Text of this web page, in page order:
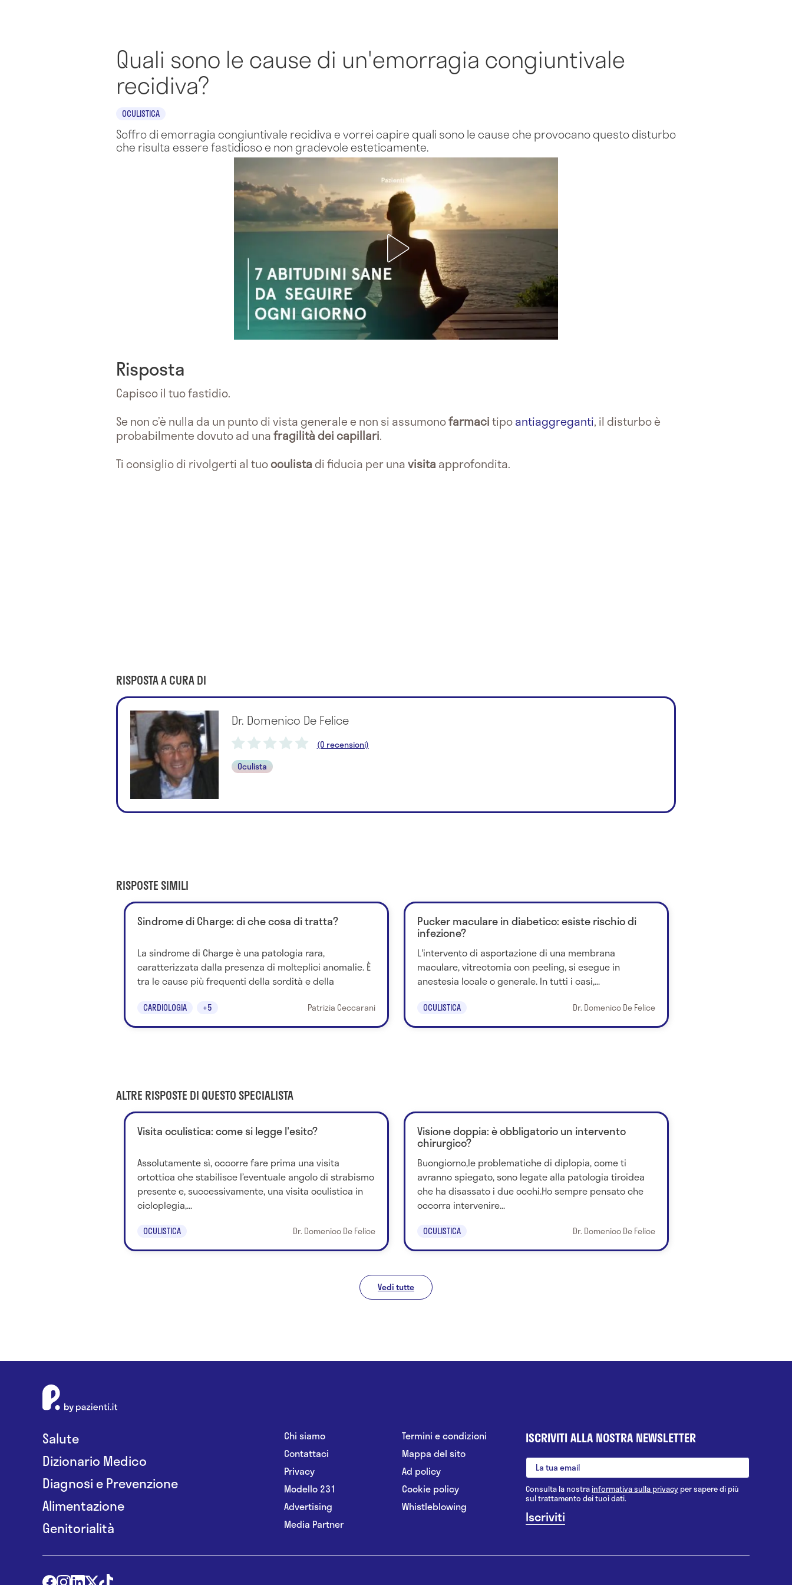
Quali sono le cause di un'emorragia congiuntivale
recidiva?
OCULISTICA
Soffro di emorragia congiuntivale recidiva e vorrei capire quali sono le cause che provocano questo disturbo
che risulta essere fastidioso e non gradevole esteticamente.
Risposta
Capisco il tuo fastidio.
Se non c’è nulla da un punto di vista generale e non si assumonofarmacitipoantiaggreganti, il disturbo è
probabilmente dovuto ad unafragilità dei capillari.
Ti consiglio di rivolgerti al tuooculistadi fiducia per unavisita approfondita.
RISPOSTA A CURA DI
Dr. Domenico De Felice
(0 recensioni)
Oculista
RISPOSTE SIMILI
Sindrome di Charge: di che cosa di tratta?
La sindrome di Charge è una patologia rara,
caratterizzata dalla presenza di molteplici anomalie. È
tra le cause più frequenti della sordità e della
CARDIOLOGIA +5 Patrizia Ceccarani
Pucker maculare in diabetico: esiste rischio di
infezione?
L'intervento di asportazione di una membrana
maculare, vitrectomia con peeling, si esegue in
anestesia locale o generale. In tutti i casi,...
OCULISTICA Dr. Domenico De Felice
ALTRE RISPOSTE DI QUESTO SPECIALISTA
Visita oculistica: come si legge l'esito?
Assolutamente sì, occorre fare prima una visita
ortottica che stabilisce l’eventuale angolo di strabismo
presente e, successivamente, una visita oculistica in
cicloplegia,...
OCULISTICA Dr. Domenico De Felice
Visione doppia: è obbligatorio un intervento
chirurgico?
Buongiorno,le problematiche di diplopia, come ti
avranno spiegato, sono legate alla patologia tiroidea
che ha disassato i due occhi.Ho sempre pensato che
occorra intervenire...
OCULISTICA Dr. Domenico De Felice
Vedi tutte
Salute
Dizionario Medico
Diagnosi e Prevenzione
Alimentazione
Genitorialità
Chi siamo
Contattaci
Privacy
Modello 231
Advertising
Media Partner
Termini e condizioni
Mappa del sito
Ad policy
Cookie policy
Whistleblowing
ISCRIVITI ALLA NOSTRA NEWSLETTER
Consulta la nostrainformativa sulla privacy per sapere di più
sul trattamento dei tuoi dati.